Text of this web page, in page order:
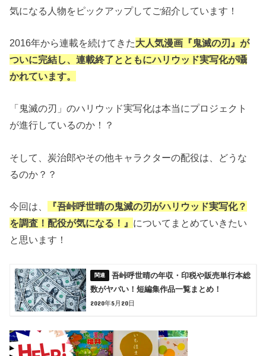
気になる人物をピックアップしてご紹介しています！
2016年から連載を続けてきた大人気漫画『鬼滅の刃』が
ついに完結し、連載終了とともにハリウッド実写化が囁
かれています。
「鬼滅の刃」のハリウッド実写化は本当にプロジェクト
が進行しているのか！？
そして、炭治郎やその他キャラクターの配役は、どうな
るのか？？
今回は、
『吾峠呼世晴の鬼滅の刃がハリウッド実写化？
を調査！配役が気になる！』 についてまとめていきたい
と思います！
吾峠呼世晴の年収・印税や販売単行本総
数がヤバい！短編集作品一覧まとめ！
2020年5月20日